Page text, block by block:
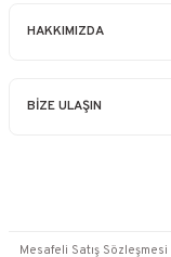
HAKKIMIZDA
BİZE ULAŞIN
Mesafeli Satış Sözleşmesi